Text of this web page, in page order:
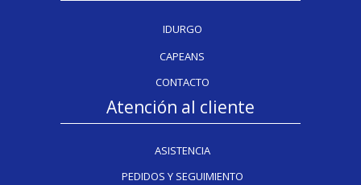
IDURGO
CAPEANS
CONTACTO
Atención al cliente
ASISTENCIA
PEDIDOS Y SEGUIMIENTO